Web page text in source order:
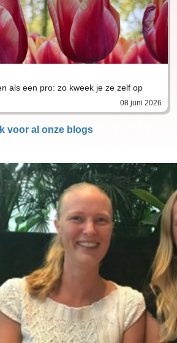
als een pro: zo kweek je ze zelf op
08 juni 2026
voor al onze blogs